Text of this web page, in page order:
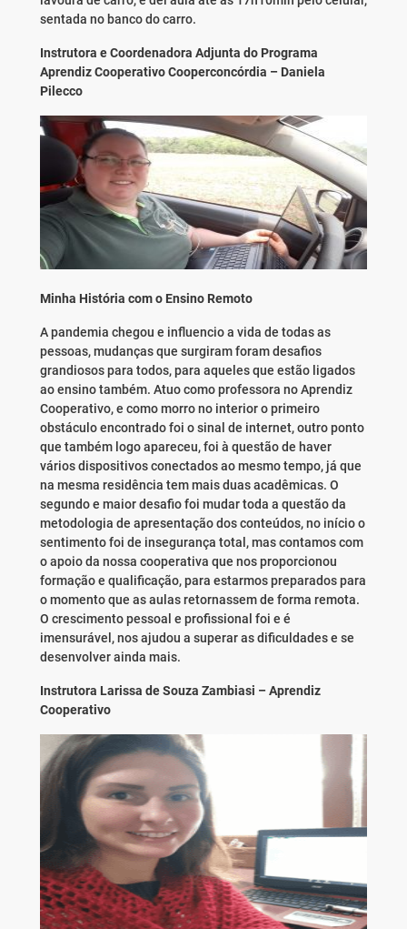
sentada no banco do carro.
Instrutora e Coordenadora Adjunta do Programa
Aprendiz Cooperativo Cooperconcórdia – Daniela
Pilecco
Minha História com o Ensino Remoto
A pandemia chegou e influencio a vida de todas as
pessoas, mudanças que surgiram foram desafios
grandiosos para todos, para aqueles que estão ligados
ao ensino também. Atuo como professora no Aprendiz
Cooperativo, e como morro no interior o primeiro
obstáculo encontrado foi o sinal de internet, outro ponto
que também logo apareceu, foi à questão de haver
vários dispositivos conectados ao mesmo tempo, já que
na mesma residência tem mais duas acadêmicas. O
segundo e maior desafio foi mudar toda a questão da
metodologia de apresentação dos conteúdos, no início o
sentimento foi de insegurança total, mas contamos com
o apoio da nossa cooperativa que nos proporcionou
formação e qualificação, para estarmos preparados para
o momento que as aulas retornassem de forma remota.
O crescimento pessoal e profissional foi e é
imensurável, nos ajudou a superar as dificuldades e se
desenvolver ainda mais.
Instrutora Larissa de Souza Zambiasi – Aprendiz
Cooperativo